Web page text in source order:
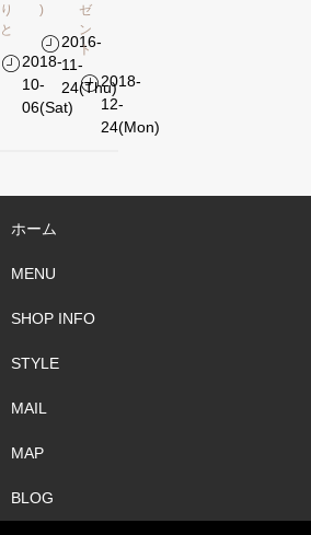
り
と
2018-
10-
06(Sat)
)
2016-
11-
24(Thu)
ゼ
ン
ト
2018-
12-
24(Mon)
ホーム
MENU
SHOP INFO
STYLE
MAIL
MAP
BLOG